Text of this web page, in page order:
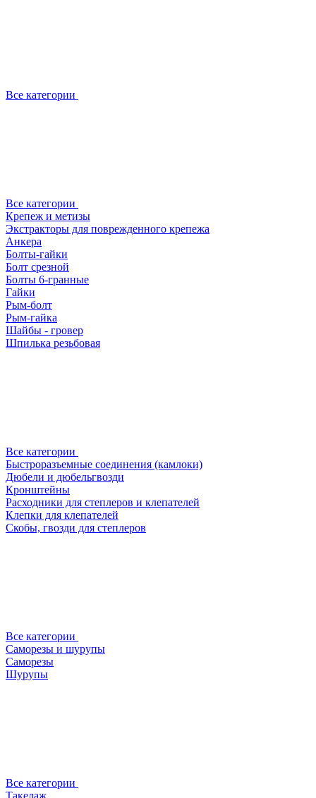
Все категории
Все категории
Крепеж и метизы
Экстракторы для поврежденного крепежа
Анкера
Болты-гайки
Болт срезной
Болты 6-гранные
Гайки
Рым-болт
Рым-гайка
Шайбы - гровер
Шпилька резьбовая
Все категории
Быстроразъемные соединения (камлоки)
Дюбели и дюбельгвозди
Кронштейны
Расходники для степлеров и клепателей
Клепки для клепателей
Скобы, гвозди для степлеров
Все категории
Саморезы и шурупы
Саморезы
Шурупы
Все категории
Такелаж